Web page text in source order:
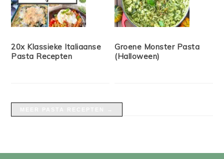
20x Klassieke Italiaanse
Pasta Recepten
Groene Monster Pasta
(Halloween)